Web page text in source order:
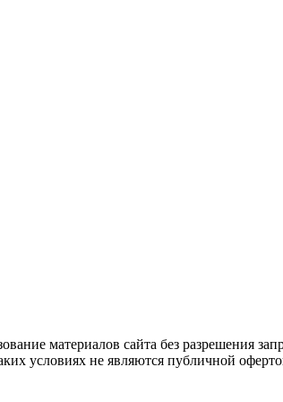
материалов сайта без разрешения
условиях не являются публичной